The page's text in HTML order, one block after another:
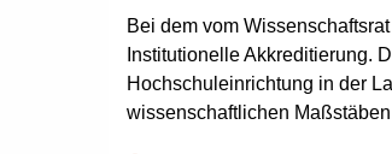
Bei dem vom
Institutionelle Akkreditierung.
Hochschuleinrichtung in der
wissenschaftlichen